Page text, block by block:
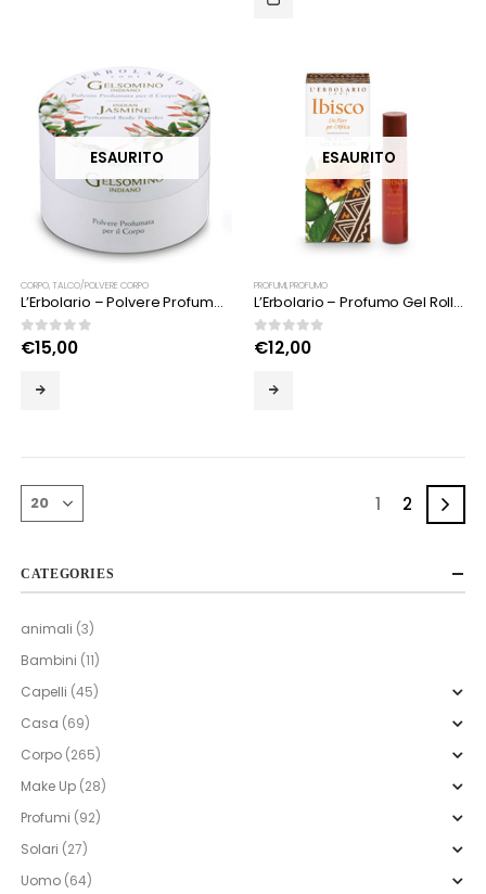
ESAURITO
CORPO,TALCO/POLVERE CORPO
L’Erbolario – Polvere Profumata per il Corpo Gelsomino Indiano
0Su 5
€15,00
ESAURITO
PROFUMI,PROFUMO
L’Erbolario – Profumo Gel Roll-On Ibisco
0Su 5
€12,00
1 2
CATEGORIES
animali (3)
Bambini (11)
Capelli (45)
Casa (69)
Corpo (265)
Make Up (28)
Profumi (92)
Solari (27)
Uomo (64)